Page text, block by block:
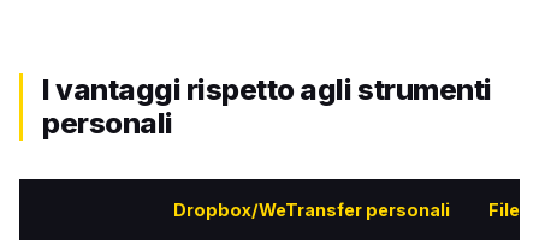
I vantaggi rispetto agli strumenti
personali
Dropbox/WeTransfer personali File